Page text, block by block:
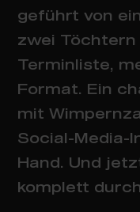
geführt von
zwei
Terminliste,
Format. Ein
mit
Social-Media-
Hand. Und
komplett